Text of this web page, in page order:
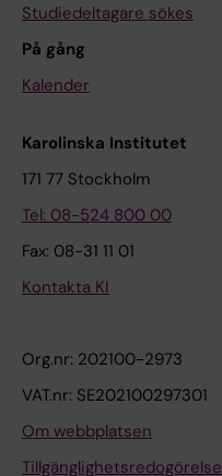
Studiedeltagare sökes
På gång
Kalender
Karolinska Institutet
171 77 Stockholm
Tel: 08-524 800 00
Fax: 08-31 11 01
Kontakta KI
Org.nr: 202100-2973
VAT.nr: SE202100297301
Om webbplatsen
Tillgänglighetsredogörelse